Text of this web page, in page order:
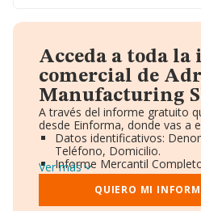
Acceda a toda
comercial de
Manufacturing
A través del informe gratuito
desde Einforma, donde vas a
Datos identificativos:
Teléfono, Domicilio.
Informe Mercantil
Gráficos de Evolución
Consejo de Administración
Directivos y Ejecutivos.
Ver más
QUIERO MI